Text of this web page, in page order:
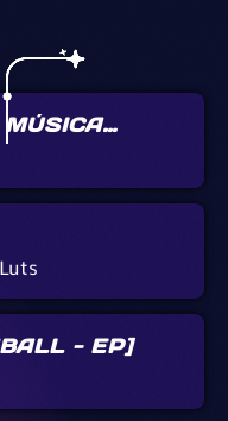
- EP]